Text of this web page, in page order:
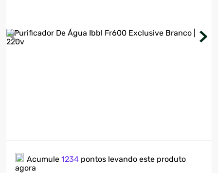
Acumule 1234 pontos levando este produto
agora